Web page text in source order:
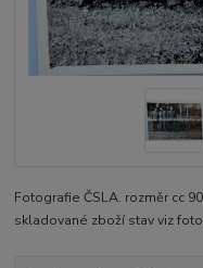
Fotografie ČSLA. rozměr cc
skladované zboží stav viz